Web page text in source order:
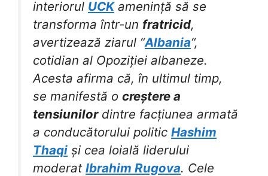
interiorul UCKamenință să se
transforma într-un fratricid,
avertizează ziarul “Albania“,
cotidian al Opoziției albaneze.
Acesta afirma că, în ultimul timp,
se manifestă o creștere a
tensiunilordintre facțiunea armată
a conducătorului politic Hashim
Thaqi și cea loială liderului
moderat Ibrahim Rugova. Cele